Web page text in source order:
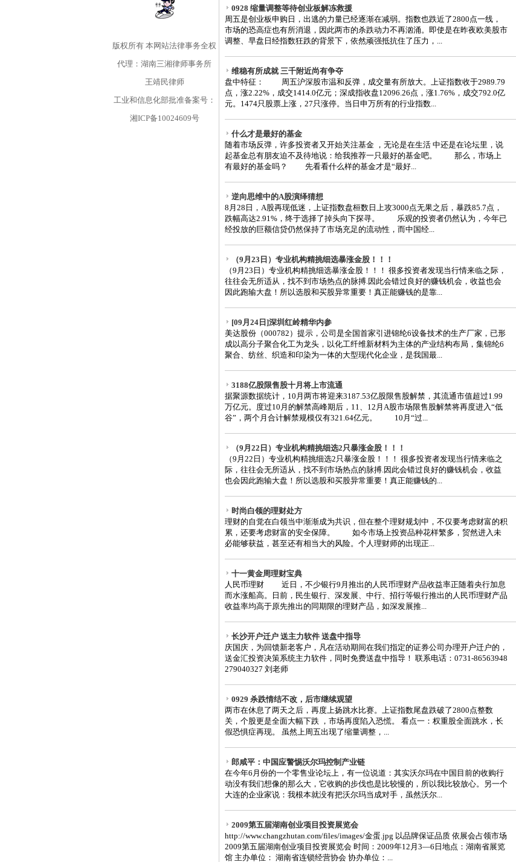
0928 缩量调整等待创业板解冻救援
周五是创业板申购日，出逃的力量已经逐渐在减弱。指数也跌近了2800点一线，
市场的恐高症也有所消退，因此两市的杀跌动力不再汹涌。即使是在昨夜欧美股市
调整、早盘日经指数狂跌的背景下，依然顽强抵抗住了压力，...
维稳有所成就 三千附近尚有争夺
盘中特征： 周五沪深股市温和反弹，成交量有所放大。上证指数收于2989.79
点，涨2.22%，成交1414.0亿元；深成指收盘12096.26点，涨1.76%，成交792.0亿
元。1474只股票上涨，27只涨停。当日申万所有的行业指数...
什么才是最好的基金
随着市场反弹，许多投资者又开始关注基金 ，无论是在生活 中还是在论坛里，说
起基金总有朋友迫不及待地说：给我推荐一只最好的基金吧。 那么，市场上
有最好的基金吗？ 先看看什么样的基金才是“最好...
逆向思维中的A股演绎猜想
8月28日，A股再现低迷，上证指数盘桓数日上攻3000点无果之后，暴跌85.7点，
跌幅高达2.91%，终于选择了掉头向下探寻。 乐观的投资者仍然认为，今年已
经投放的巨额信贷仍然保持了市场充足的流动性，而中国经...
（9月23日）专业机构精挑细选暴涨金股！！！
（9月23日）专业机构精挑细选暴涨金股！！！ 很多投资者发现当行情来临之际，
往往会无所适从，找不到市场热点的脉搏.因此会错过良好的赚钱机会，收益也会
因此跑输大盘！所以选股和买股异常重要！真正能赚钱的是靠...
[09月24日]深圳红岭精华内参
美达股份（000782）提示，公司是全国首家引进锦纶6设备技术的生产厂家，已形
成以高分子聚合化工为龙头，以化工纤维新材料为主体的产业结构布局，集锦纶6
聚合、纺丝、织造和印染为一体的大型现代化企业，是我国最...
3188亿股限售股十月将上市流通
据聚源数据统计，10月两市将迎来3187.53亿股限售股解禁，其流通市值超过1.99
万亿元。度过10月的解禁高峰期后，11、12月A股市场限售股解禁将再度进入“低
谷”，两个月合计解禁规模仅有321.64亿元。 10月“过...
（9月22日）专业机构精挑细选2只暴涨金股！！！
（9月22日）专业机构精挑细选2只暴涨金股！！！ 很多投资者发现当行情来临之
际，往往会无所适从，找不到市场热点的脉搏.因此会错过良好的赚钱机会，收益
也会因此跑输大盘！所以选股和买股异常重要！真正能赚钱的...
时尚白领的理财处方
理财的自觉在白领当中渐渐成为共识，但在整个理财规划中，不仅要考虑财富的积
累，还要考虑财富的安全保障。 如今市场上投资品种花样繁多，贸然进入未
必能够获益，甚至还有相当大的风险。个人理财师的出现正...
十一黄金周理财宝典
人民币理财 近日，不少银行9月推出的人民币理财产品收益率正随着央行加息
而水涨船高。日前，民生银行、深发展、中行、招行等银行推出的人民币理财产品
收益率均高于原先推出的同期限的理财产品，如深发展推...
长沙开户迁户 送主力软件 送盘中指导
庆国庆，为回馈新老客户，凡在活动期间在我们指定的证券公司办理开户迁户的，
送金汇投资决策系统主力软件，同时免费送盘中指导！ 联系电话：0731-86563948
279040327 刘老师
0929 杀跌情结不改，后市继续观望
两市在休息了两天之后，再度上扬跳水比赛。上证指数尾盘跌破了2800点整数
关，个股更是全面大幅下跌 ，市场再度陷入恐慌。 看点一：权重股全面跳水，长
假恐惧症再现。 虽然上周五出现了缩量调整，...
郎咸平：中国应警惕沃尔玛控制产业链
在今年6月份的一个零售业论坛上，有一位说道：其实沃尔玛在中国目前的收购行
动没有我们想像的那么大，它收购的步伐也是比较慢的，所以我比较放心。另一个
大连的企业家说：我根本就没有把沃尔玛当成对手，虽然沃尔...
2009第五届湖南创业项目投资展览会
http://www.changzhutan.com/files/images/金蛋.jpg 以品牌保证品质 依展会占领市场
2009第五届湖南创业项目投资展览会 时间：2009年12月3—6日地点：湖南省展览
馆 主办单位： 湖南省连锁经营协会 协办单位：...
版权所有 本网站法律事务全权
代理：湖南三湘律师事务所
王靖民律师
工业和信息化部批准备案号：
湘ICP备10024609号